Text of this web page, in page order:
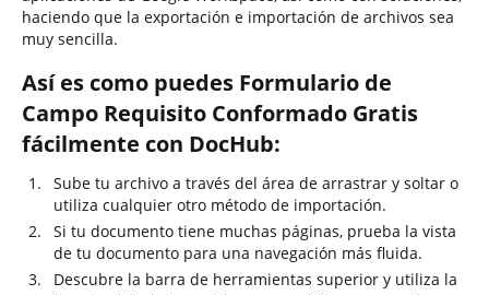
haciendo que la exportación e importación de archivos sea
muy sencilla.
Así es como puedes Formulario de
Campo Requisito Conformado Gratis
fácilmente con DocHub:
Sube tu archivo a través del área de arrastrar y soltar o
utiliza cualquier otro método de importación.
Si tu documento tiene muchas páginas, prueba la vista
de tu documento para una navegación más fluida.
Descubre la barra de herramientas superior y utiliza la